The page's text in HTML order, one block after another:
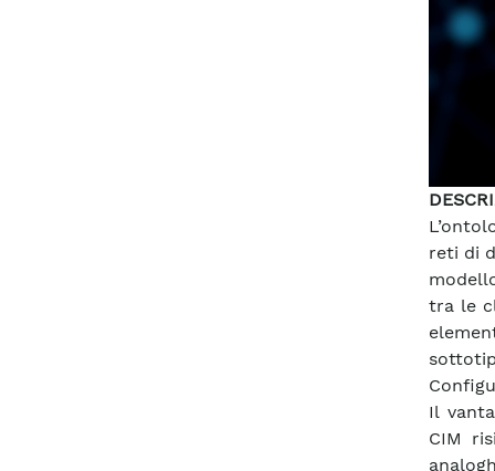
reti di
tra le
Il
CIM